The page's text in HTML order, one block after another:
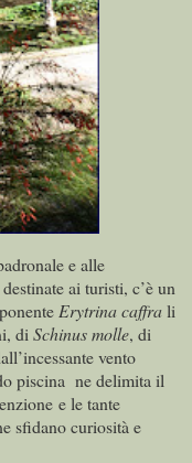
e alle
ai turisti, c’è un
Erytrina caffrali
diSchinus molle, di
vento
piscina ne delimita il
e le tante
sfidano curiosità e